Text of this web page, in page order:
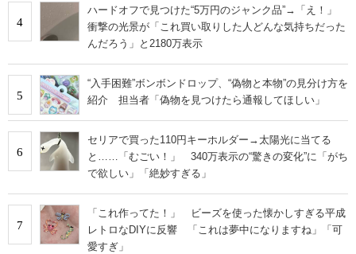
4
ハードオフで見つけた“5万円のジャンク品”→「え！」
衝撃の光景が「これ買い取りした人どんな気持ちだった
んだろう」と2180万表示
5
“入手困難”ボンボンドロップ、“偽物と本物”の見分け方を
紹介 担当者「偽物を見つけたら通報してほしい」
6
セリアで買った110円キーホルダー→太陽光に当てる
と……「むごい！」 340万表示の“驚きの変化”に「がち
で欲しい」「絶妙すぎる」
7
「これ作ってた！」 ビーズを使った懐かしすぎる平成
レトロなDIYに反響 「これは夢中になりますね」「可
愛すぎ」